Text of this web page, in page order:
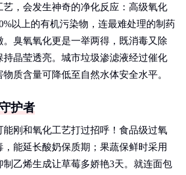
艺，会发生神奇的净化反应：高级氧化
以上的有机污染物，连最难处理的制药
。臭氧氧化更是一举两得，既消毒又除
持晶莹透亮。城市垃圾渗滤液经过催化
质含量可降低至自然水体安全水平。
护者
能刚和氧化工艺打过招呼！食品级过氧
能延长酸奶保质期；果蔬保鲜时采用
制乙烯生成让草莓多娇艳3天。就连面包